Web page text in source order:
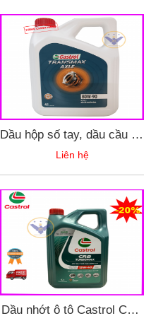
Dầu hộp số tay, dầu cầu xe
ô tô Castrol Axle 80W-90
Liên hệ
Dầu nhớt ô tô Castrol CRB